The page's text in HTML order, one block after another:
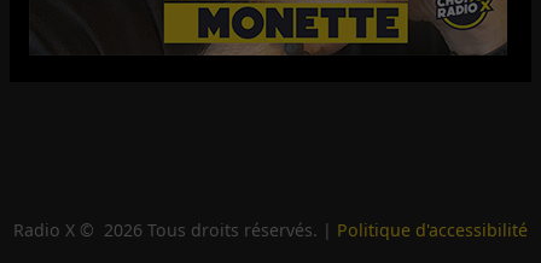
Radio X © 2026 Tous droits réservés. | Politique d'accessibilité